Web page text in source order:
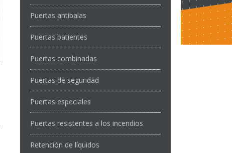
Puertas antibalas
Puertas batientes
Puertas combinadas
Puertas de seguridad
Puertas especiales
Puertas resistentes a los incendios
Retención de líquidos